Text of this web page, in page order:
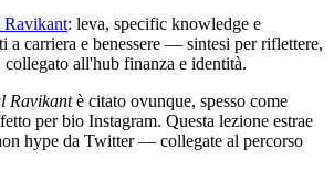
Ravikant: leva, specific knowledge e
a carriera e benessere — sintesi per riflettere,
all'hub finanza e identità.
Ravikantè citato ovunque, spesso come
per bio Instagram. Questa lezione estrae
hype da Twitter — collegate al percorso